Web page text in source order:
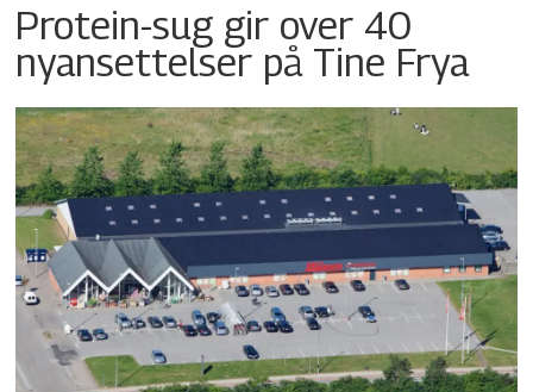
Protein-sug gir over 40
nyansettelser på Tine Frya